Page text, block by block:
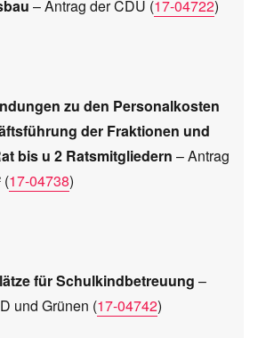
– Antrag der CDU (17-04722)
zu den Personalkosten
der Fraktionen und
bis u 2 Ratsmitgliedern – Antrag
(17-04738)
für Schulkindbetreuung –
und Grünen (17-04742)